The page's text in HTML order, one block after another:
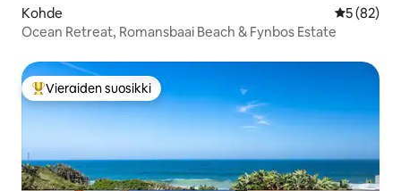
Kohde
5 (82)
Ocean Retreat, Romansbaai Beach & Fynbos Estate
Vieraiden suosikkien parhaimmistoa
Vieraiden suosikki